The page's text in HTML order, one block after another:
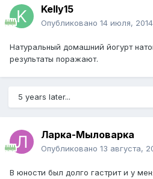
Kelly15
Опубликовано 14 июля, 2014
Натуральный домашний йогурт
результаты поражают.
5 years later...
Ларка-Мыловарка
Опубликовано 13 августа,
В юности был долго гастрит и у